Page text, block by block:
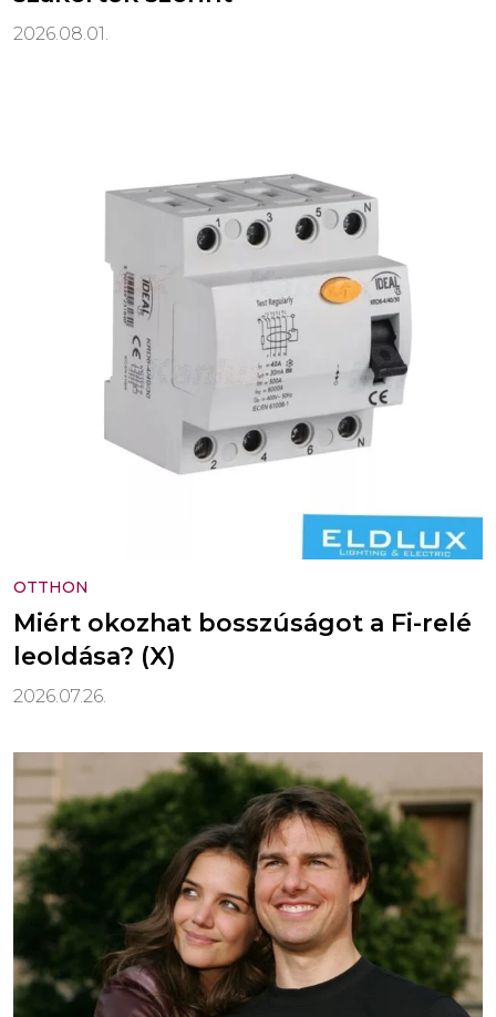
2026.08.01.
OTTHON
Miért okozhat bosszúságot a Fi-relé
leoldása? (X)
2026.07.26.